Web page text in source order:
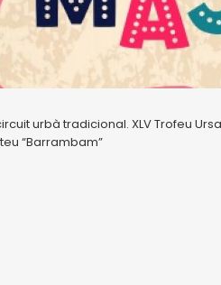
urbà tradicional. XLV Trofeu
“Barrambam”